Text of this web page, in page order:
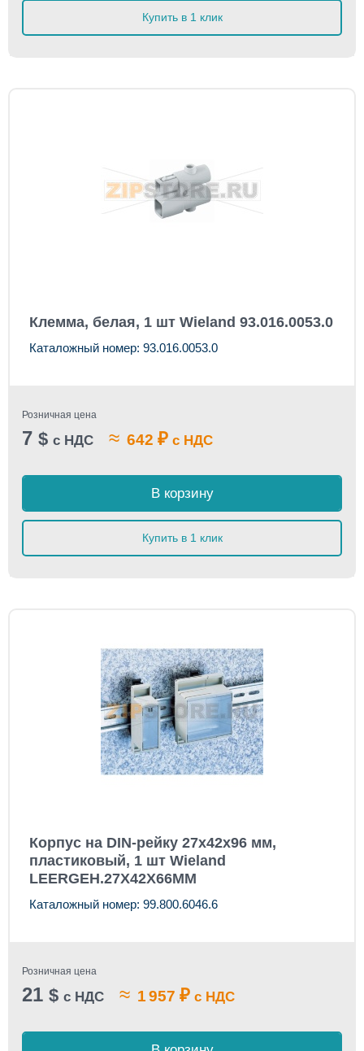
Купить в 1 клик
Клемма, белая, 1 шт Wieland 93.016.0053.0
Каталожный номер: 93.016.0053.0
Розничная цена
7 $ с НДС ≈ 642 ₽ с НДС
В корзину
Купить в 1 клик
Корпус на DIN-рейку 27x42x96 мм,
пластиковый, 1 шт Wieland
LEERGEH.27X42X66MM
Каталожный номер: 99.800.6046.6
Розничная цена
21 $ с НДС ≈ 1 957 ₽ с НДС